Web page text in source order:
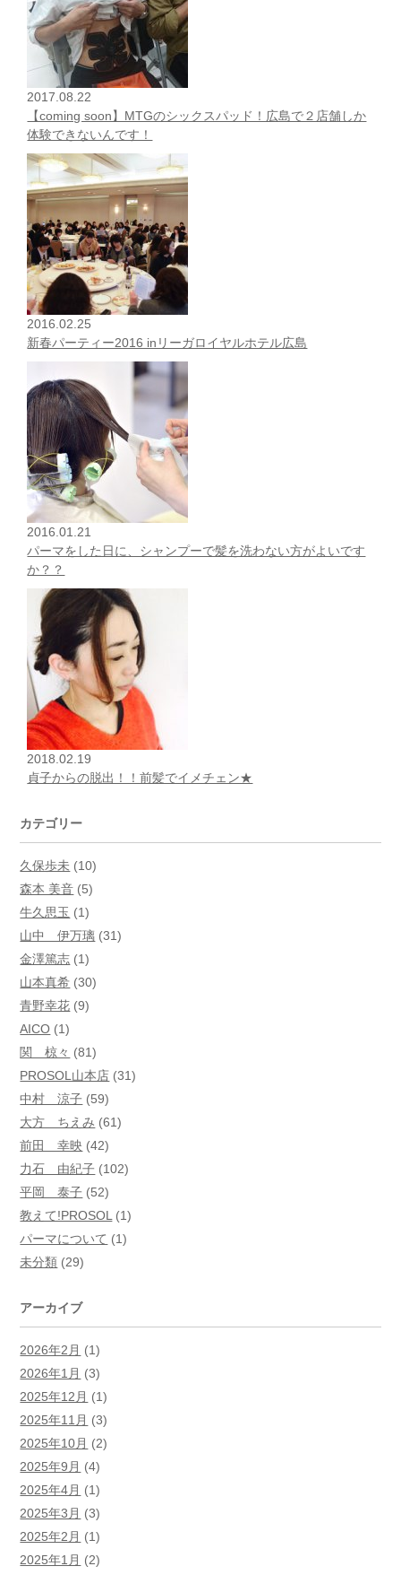
2017.08.22
【coming soon】MTGのシックスパッド！広島で２店舗しか
体験できないんです！
2016.02.25
新春パーティー2016 inリーガロイヤルホテル広島
2016.01.21
パーマをした日に、シャンプーで髪を洗わない方がよいです
か？？
2018.02.19
貞子からの脱出！！前髪でイメチェン★
カテゴリー
久保歩未 (10)
森本 美音 (5)
牛久思玉 (1)
山中 伊万璃 (31)
金澤篤志 (1)
山本真希 (30)
青野幸花 (9)
AICO (1)
関 椋々 (81)
PROSOL山本店 (31)
中村 涼子 (59)
大方 ちえみ (61)
前田 幸映 (42)
力石 由紀子 (102)
平岡 泰子 (52)
教えて!PROSOL (1)
パーマについて (1)
未分類 (29)
アーカイブ
2026年2月 (1)
2026年1月 (3)
2025年12月 (1)
2025年11月 (3)
2025年10月 (2)
2025年9月 (4)
2025年4月 (1)
2025年3月 (3)
2025年2月 (1)
2025年1月 (2)